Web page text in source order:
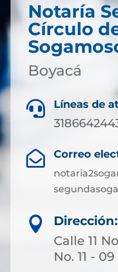
Notaría
Círculo
Boyacá
 Líneas de
 Correo

Dirección:
Calle 11
No. 11 - 09